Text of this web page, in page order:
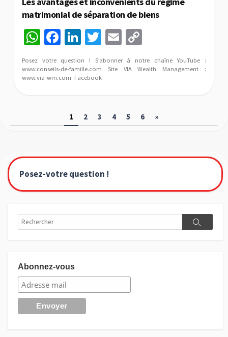
matrimonial de séparation de biens
W
at
sA
Fa
ce
b
o
Li
n
ke
dI
T
wi
tt
er
E
m
ai
o
p
n
Posez votre question ! S’abonner à notre chaîne YouTube :
www.conseils-de-famille.com Site VIA Wealth Management :
www.via-wm.com Facebook
des
1 2 3 4 5 6 »
Posez-votre question !
Rechercher
Abonnez-vous